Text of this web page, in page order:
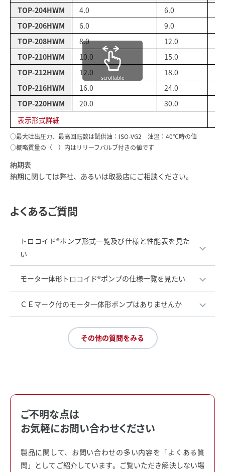
TOP-204HWM
4.0 6.0
TOP-206HWM
6.0 9.0
TOP-208HWM
8.0 12.0
TOP-210HWM
10.0 15.0
TOP-212HWM
12.0 18.0
TOP-216HWM
16.0 24.0
TOP-220HWM
20.0 30.0
表示形式詳細
○最大吐出圧力、最高回転数は試供油：ISO-VG2　油温：40℃時の値
○概略質量の（　）内はリリーフバルブ付きの値です
scrollable
納期表
納期に関しては弊社、あるいは取扱店にご相談ください。
よくあるご質問
トロコイド®ポンプ形式一覧及び仕様と性能表を見た
い
モータ一体形トロコイド®ポンプの仕様一覧を見たい
ＣＥマーク付のモータ一体形ポンプはありませんか
その他の質問をみる
ご不明な点は
お気軽にお問い合わせください
製品に関して、お問い合わせの多い内容を「よくある質
問」としてご紹介しています。ご覧いただき解決しない場